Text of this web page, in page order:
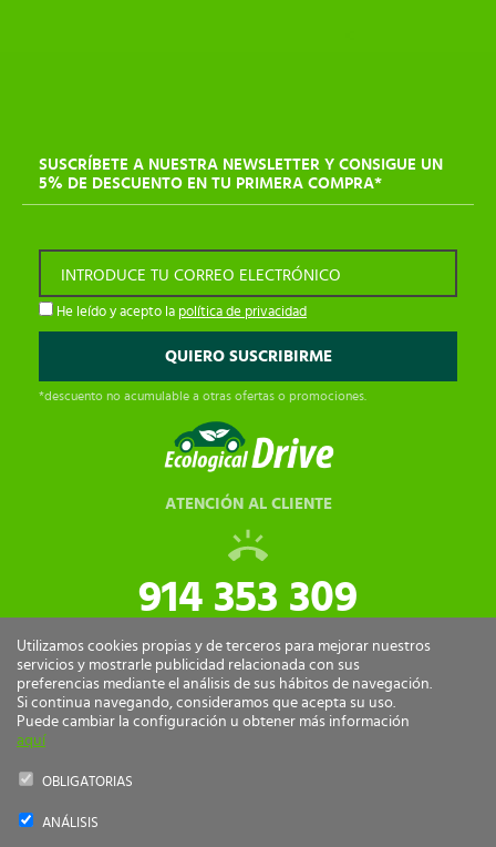
SUSCRÍBETE A NUESTRA NEWSLETTER Y CONSIGUE UN
5% DE DESCUENTO EN TU PRIMERA COMPRA*
INTRODUCE TU CORREO ELECTRÓNICO
He leído y acepto la política de privacidad
*descuento no acumulable a otras ofertas o promociones.
ATENCIÓN AL CLIENTE
914 353 309
tiendaonline@ecologicaldrive.com
Utilizamos cookies propias y de terceros para mejorar nuestros
servicios y mostrarle publicidad relacionada con sus
preferencias mediante el análisis de sus hábitos de navegación.
Si continua navegando, consideramos que acepta su uso.
Puede cambiar la configuración u obtener más información
aquí
OBLIGATORIAS
ANÁLISIS